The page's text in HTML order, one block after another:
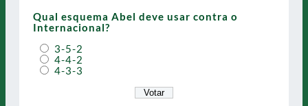
Qual esquema Abel deve usar contra o
Internacional?
3-5-2
4-4-2
4-3-3